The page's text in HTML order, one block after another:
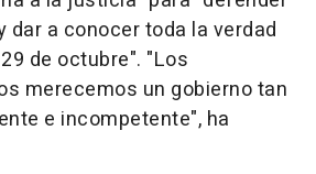
dar a conocer toda la verdad
de octubre". "Los
merecemos un gobierno tan
e incompetente", ha